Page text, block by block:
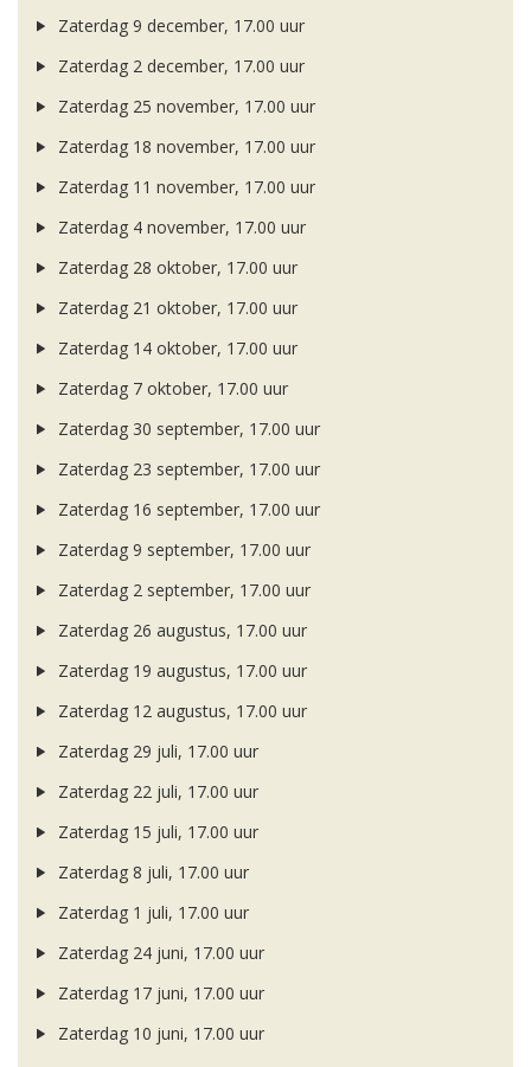
Zaterdag 9 december, 17.00 uur
Zaterdag 2 december, 17.00 uur
Zaterdag 25 november, 17.00 uur
Zaterdag 18 november, 17.00 uur
Zaterdag 11 november, 17.00 uur
Zaterdag 4 november, 17.00 uur
Zaterdag 28 oktober, 17.00 uur
Zaterdag 21 oktober, 17.00 uur
Zaterdag 14 oktober, 17.00 uur
Zaterdag 7 oktober, 17.00 uur
Zaterdag 30 september, 17.00 uur
Zaterdag 23 september, 17.00 uur
Zaterdag 16 september, 17.00 uur
Zaterdag 9 september, 17.00 uur
Zaterdag 2 september, 17.00 uur
Zaterdag 26 augustus, 17.00 uur
Zaterdag 19 augustus, 17.00 uur
Zaterdag 12 augustus, 17.00 uur
Zaterdag 29 juli, 17.00 uur
Zaterdag 22 juli, 17.00 uur
Zaterdag 15 juli, 17.00 uur
Zaterdag 8 juli, 17.00 uur
Zaterdag 1 juli, 17.00 uur
Zaterdag 24 juni, 17.00 uur
Zaterdag 17 juni, 17.00 uur
Zaterdag 10 juni, 17.00 uur